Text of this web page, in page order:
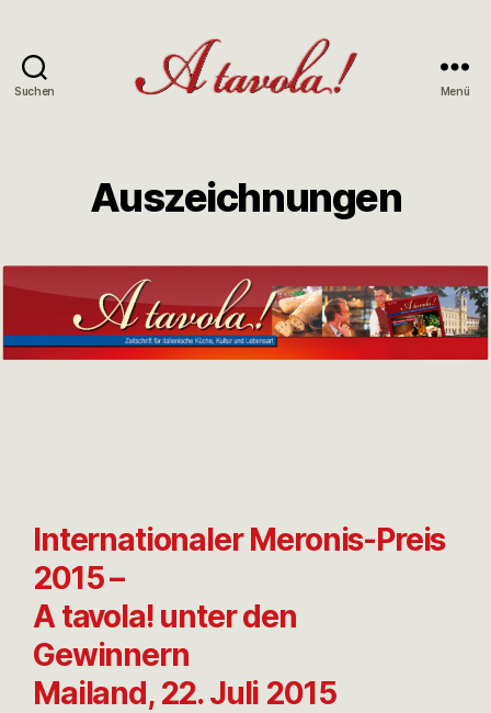
Suchen Menü
Auszeichnungen
Internationaler Meronis-Preis
2015 –
A tavola! unter den
Gewinnern
Mailand, 22. Juli 2015